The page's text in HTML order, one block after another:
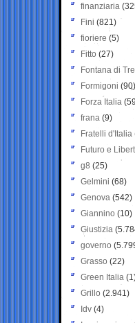
finanziaria
Fini (821)
fioriere (5)
Fitto (27)
Fontana di
Formigoni (90)
Forza Italia
frana (9)
Fratelli d'Italia
Futuro e
g8 (25)
Gelmini (68)
Genova (542)
Giannino (10)
Giustizia
governo
Grasso (22)
Green Italia
Grillo (2.941)
Idv (4)